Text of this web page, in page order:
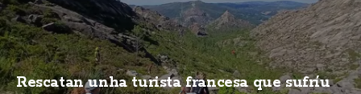
Rescatan unha turista francesa que sufríu